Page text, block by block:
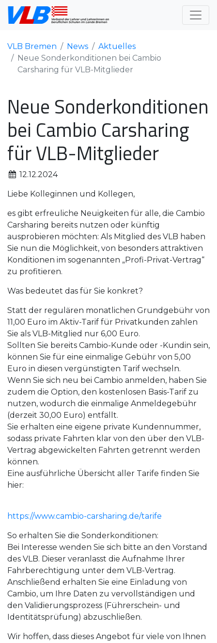
VLB Bremen News
Aktuelles
Neue Sonderkonditionen bei Cambio
Carsharing für VLB-Mitglieder
Neue Sonderkonditionen
bei Cambio Carsharing
für VLB-Mitglieder
12.12.2024
Liebe Kolleginnen und Kollegen,
es gibt erfreuliche Neuigkeiten für alle, die Cambio
Carsharing bereits nutzen oder künftig
ausprobieren möchten: Als Mitglied des VLB haben
Sie nun die Möglichkeit, von besonders attraktiven
Konditionen im sogenannten „Profi-Privat-Vertrag“
zu profitieren.
Was bedeutet das für Sie konkret?
Statt der regulären monatlichen Grundgebühr von
11,00 Euro im Aktiv-Tarif für Privatkunden zahlen
Sie als VLB-Mitglied nur 6,00 Euro.
Sollten Sie bereits Cambio-Kunde oder -Kundin sein,
können Sie für eine einmalige Gebühr von 5,00
Euro in diesen vergünstigten Tarif wechseln.
Wenn Sie sich neu bei Cambio anmelden, haben Sie
zudem die Option, den kostenlosen Basis-Tarif zu
nutzen, wodurch die einmalige Anmeldegebühr
(derzeit 30,00 Euro) entfällt.
Sie erhalten eine eigene private Kundennummer,
sodass private Fahrten klar von den über den VLB-
Vertrag abgewickelten Fahrten getrennt werden
können.
Eine ausführliche Übersicht aller Tarife finden Sie
hier:
https://www.cambio-carsharing.de/tarife
So erhalten Sie die Sonderkonditionen:
Bei Interesse wenden Sie sich bitte an den Vorstand
des VLB. Dieser veranlasst die Aufnahme Ihrer
Fahrberechtigung unter dem VLB-Vertrag.
Anschließend erhalten Sie eine Einladung von
Cambio, um Ihre Daten zu vervollständigen und
den Validierungsprozess (Führerschein- und
Identitätsprüfung) abzuschließen.
Wir hoffen, dass dieses Angebot für viele von Ihnen